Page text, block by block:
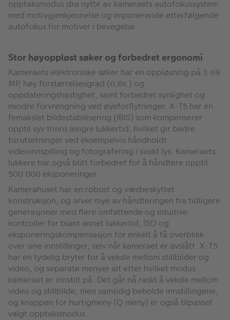
opptaksmodus dra nytte av kameraets autofokussystem
med motivgjenkjennelse og imponerende etterfølgende
autofokus for motiver i bevegelse.
Stor høyoppløst søker og forbedret ergonomi
Kameraets elektroniske søker har en oppløsning på 3.69
MP, høy forstørrelsesgrad (0,8x.) og
oppdateringshastighet, samt forbedret synlighet og
mindre forvrengning ved øyeforflytninger. X-T5 har en
femakslet bildestabilisering (IBIS) som kompenserer
opptil syv trinns lengre lukkertid, hvilket gir bedre
forutsetninger ved eksempelvis håndholdt
videoinnspilling og fotografering i svakt lys. Kameraets
lukkere har også blitt forbedret for å håndtere opptil
500 000 eksponeringer.
Kamerahuset har en robust og værbeskyttet
konstruksjon, og arver mye av håndteringen fra tidligere
generasjoner med flere omfattende og intuitive
kontroller for blant annet lukkertid, ISO og
eksponeringskompensasjon for enkelt å få overblikk
over sine innstillinger, selv når kameraet er avslått. X-T5
har en tydelig bryter for å veksle mellom stillbilder og
video, og separate menyer alt etter hvilket modus
kameraet er innstilt på. Det går nå raskt å veksle mellom
video og stillbilde, men samtidig beholde innstillingene,
og knappen for hurtigmeny (Q meny) er også tilpasset
valgt opptaksmodus.